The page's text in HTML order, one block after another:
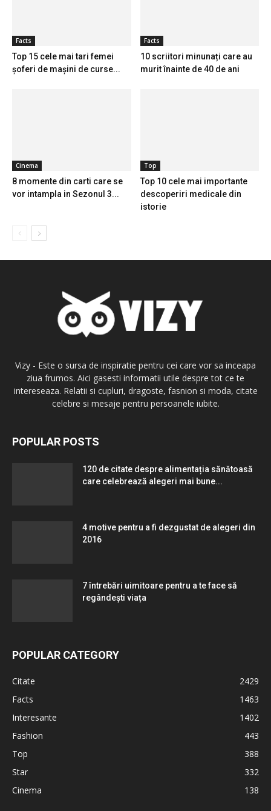
Facts
Top 15 cele mai tari femei
șoferi de mașini de curse...
Facts
10 scriitori minunați care au
murit înainte de 40 de ani
Cinema
8 momente din carti care se
vor intampla in Sezonul 3...
Top
Top 10 cele mai importante
descoperiri medicale din
istorie
Vizy - Este o sursa de inspiratie pentru cei care vor sa inceapa
ziua frumos. Aici gasesti informatii utile despre tot ce te
intereseaza. Relatii si cupluri, dragoste, fasnion si moda, citate
celebre si mesaje pentru persoanele iubite.
POPULAR POSTS
120 de citate despre alimentația sănătoasă
care celebrează alegeri mai bune...
4 motive pentru a fi dezgustat de alegeri din
2016
7 întrebări uimitoare pentru a te face să
regândești viața
POPULAR CATEGORY
Citate
2429
Facts
1463
Interesante
1402
Fashion
443
Top
388
Star
332
Cinema
138